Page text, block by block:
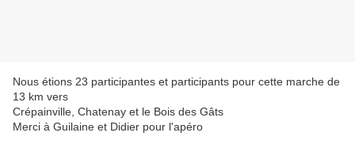
Nous étions 23 participantes et participants pour cette marche de
13 km vers
Crépainville, Chatenay et le Bois des Gâts
Merci à Guilaine et Didier pour l'apéro